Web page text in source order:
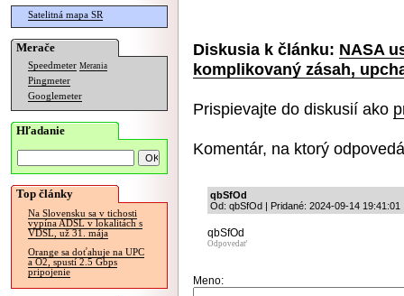
Satelitná mapa SR
Merače
Speedmeter Merania
Pingmeter
Googlemeter
Hľadanie
Top články
Na Slovensku sa v tichosti
vypína ADSL v lokalitách s
VDSL, už 31. mája
Orange sa doťahuje na UPC
a O2, spustí 2.5 Gbps
pripojenie
Diskusia k článku: NASA
komplikovaný zásah,
Prispievajte do diskusií ako
Komentár, na ktorý
qbSfOd
Od: qbSfOd | Pridané: 2024-09-14 19:41:01
qbSfOd
Odpovedať
Meno: